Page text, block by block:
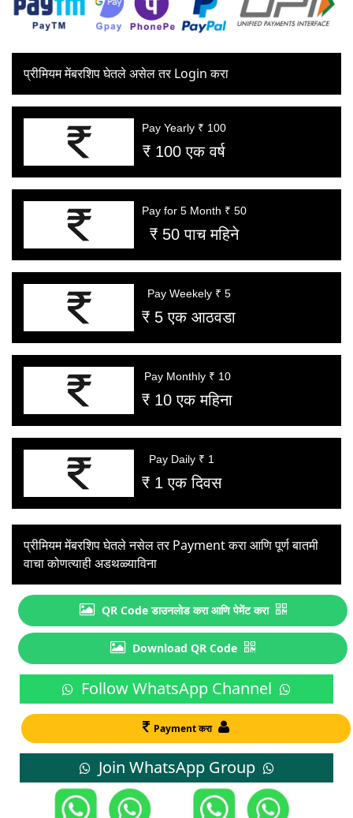
प्रीमियम मेंबरशिप घेतले असेल तर Login करा
Pay Yearly ₹ 100
₹ 100 एक वर्ष
Pay for 5 Month ₹ 50
₹ 50 पाच महिने
Pay Weekely ₹ 5
₹ 5 एक आठवडा
Pay Monthly ₹ 10
₹ 10 एक महिना
Pay Daily ₹ 1
₹ 1 एक दिवस
प्रीमियम मेंबरशिप घेतले नसेल तर Payment करा आणि पूर्ण बातमी
वाचा कोणत्याही अडथळ्याविना
QR Code डाउनलोड करा आणि पेमेंट करा
Download QR Code
Follow WhatsApp Channel
Payment करा
Join WhatsApp Group